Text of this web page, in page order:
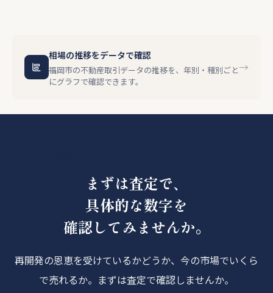
相場の推移をデータで確認
福岡市の不動産取引データの推移を、年別・種別ごと
にグラフで確認できます。
→
まずは査定で、
具体的な数字を
確認してみませんか。
再開発の恩恵を受けているかどうか、今の市場でいくら
で売れるか。まずは査定で確認しませんか。